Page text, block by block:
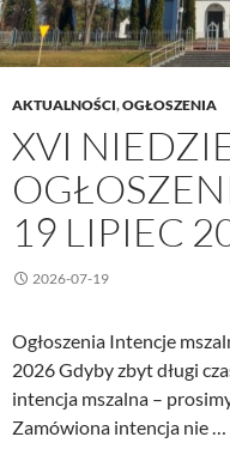
AKTUALNOŚCI,OGŁOSZENIA
XVI
19 LIPIEC
2026-07-19
Ogłoszenia Intencje
2026 Gdyby zbyt długi
intencja mszalna –
Zamówiona intencja nie …